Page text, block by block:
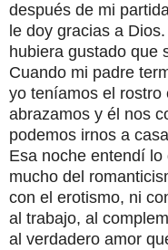
después de mi
le doy gracias a
hubiera gustado que
Cuando mi padre
yo teníamos el rostro
abrazamos y él nos
podemos irnos a
Esa noche entendí
mucho del
con el erotismo, ni
al trabajo, al
al verdadero amor